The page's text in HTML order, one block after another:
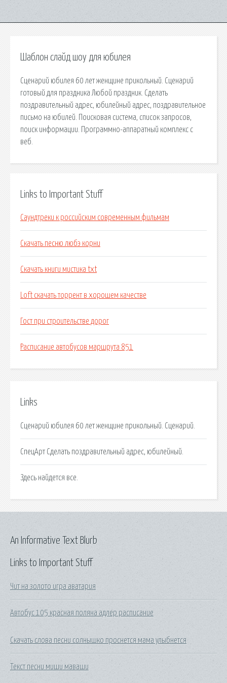
Шаблон слайд шоу для юбилея
Сценарий юбилея 60 лет женщине прикольный. Сценарий
готовый для праздника Любой праздник. Сделать
поздравительный адрес, юбилейный адрес, поздравительное
письмо на юбилей. Поисковая сиcтема, список запросов,
поиск информации. Программно-аппаратный комплекс с
веб.
Links to Important Stuff
Саундтреки к российским современным фильмам
Скачать песню любэ корни
Скачать книги мистика txt
Loft скачать торрент в хорошем качестве
Гост при строительстве дорог
Расписание автобусов маршрута 851
Links
Сценарий юбилея 60 лет женщине прикольный. Сценарий.
СпецАрт Сделать поздравительный адрес, юбилейный.
Здесь найдется все.
Links to Important Stuff
Чит на золото игра аватария
Автобус 105 красная поляна адлер расписание
Скачать слова песни солнышко проснется мама улыбнется
Текст песни миши маваши
An Informative Text Blurb